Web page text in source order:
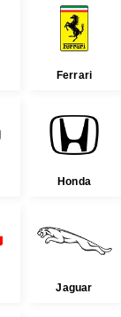
Ferrari
Honda
Jaguar